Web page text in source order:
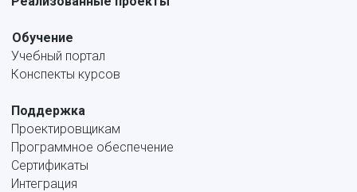
Обучение
Учебный портал
Конспекты курсов
Поддержка
Проектировщикам
Программное обеспечение
Сертификаты
Интеграция